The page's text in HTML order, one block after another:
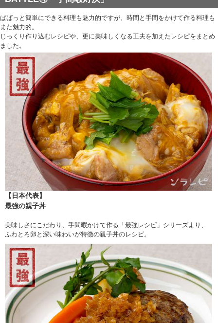
ぱぱっと簡単にできる料理も魅力的ですが、時間と手間をかけて作る料理も
また魅力的。
じっくり作り込むレシピや、更に美味しくなる工夫を加えたレシピをまとめ
ました。
【日本代表】
最強の親子丼
美味しさにこだわり、手間暇かけて作る「最強レシピ」シリーズより、
ふわとろ卵と深い味わいが特徴の親子丼のレシピ。